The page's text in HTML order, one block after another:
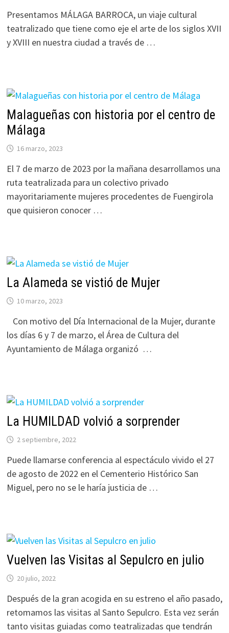
Presentamos MÁLAGA BARROCA, un viaje cultural
teatralizado que tiene como eje el arte de los siglos XVII
y XVIII en nuestra ciudad a través de …
Malagueñas con historia por el centro de
Málaga
16 marzo, 2023
El 7 de marzo de 2023 por la mañana desarrollamos una
ruta teatralizada para un colectivo privado
mayoritariamente mujeres procedentes de Fuengirola
que quisieron conocer …
La Alameda se vistió de Mujer
10 marzo, 2023
Con motivo del Día Internacional de la Mujer, durante
los días 6 y 7 de marzo, el Área de Cultura del
Ayuntamiento de Málaga organizó …
La HUMILDAD volvió a sorprender
2 septiembre, 2022
Puede llamarse conferencia al espectáculo vivido el 27
de agosto de 2022 en el Cementerio Histórico San
Miguel, pero no se le haría justicia de …
Vuelven las Visitas al Sepulcro en julio
20 julio, 2022
Después de la gran acogida en su estreno el año pasado,
retomamos las visitas al Santo Sepulcro. Esta vez serán
tanto visitas guiadas como teatralizadas que tendrán